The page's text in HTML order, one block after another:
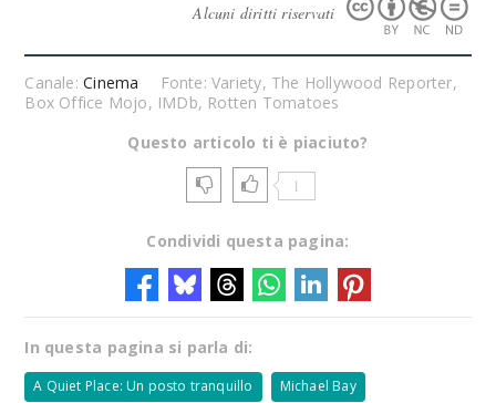
Alcuni diritti riservati
Canale:Cinema
Fonte: Variety, The Hollywood Reporter,
Box Office Mojo, IMDb, Rotten Tomatoes
Questo articolo ti è piaciuto?
1
Condividi questa pagina:
In questa pagina si parla di:
A Quiet Place: Un posto tranquillo Michael Bay